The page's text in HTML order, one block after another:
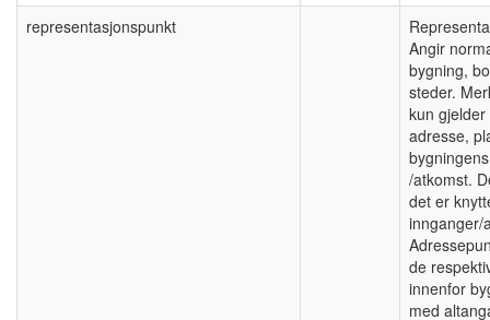
representasjonspunkt
Angir
bygning,
steder.
kun
adresse,
/atkomst.
det er
innganger/
de
innenfor
med